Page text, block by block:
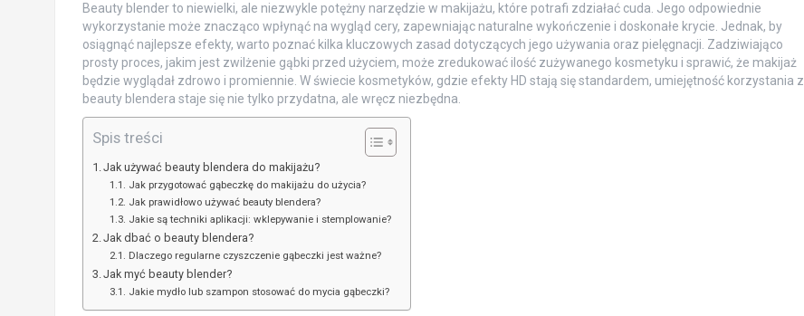
Beauty blender to niewielki, ale niezwykle potężny narzędzie w makijażu, które potrafi zdziałać cuda. Jego odpowiednie
wykorzystanie może znacząco wpłynąć na wygląd cery, zapewniając naturalne wykończenie i doskonałe krycie. Jednak, by
osiągnąć najlepsze efekty, warto poznać kilka kluczowych zasad dotyczących jego używania oraz pielęgnacji. Zadziwiająco
prosty proces, jakim jest zwilżenie gąbki przed użyciem, może zredukować ilość zużywanego kosmetyku i sprawić, że makijaż
będzie wyglądał zdrowo i promiennie. W świecie kosmetyków, gdzie efekty HD stają się standardem, umiejętność korzystania z
beauty blendera staje się nie tylko przydatna, ale wręcz niezbędna.
Spis treści
Jak używać beauty blendera do makijażu?
Jak przygotować gąbeczkę do makijażu do użycia?
Jak prawidłowo używać beauty blendera?
Jakie są techniki aplikacji: wklepywanie i stemplowanie?
Jak dbać o beauty blendera?
Dlaczego regularne czyszczenie gąbeczki jest ważne?
Jak myć beauty blender?
Jakie mydło lub szampon stosować do mycia gąbeczki?